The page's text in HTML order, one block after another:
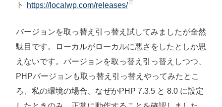
ト https://localwp.com/releases/
バージョンを取っ替え引っ替え試してみましたが全然
駄目です。ローカルがローカルに悪さをしたとしか思
えないです。バージョンを取っ替え引っ替えしつつ、
PHPバージョンも取っ替え引っ替えやってみたとこ
ろ、私の環境の場合、なぜかPHP 7.3.5 と 8.0 に設定